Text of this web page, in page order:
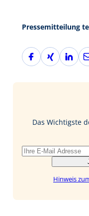
Pressemitteilung
F
a
X
i
L
i
I
E
-
Das Wichtigste
Hinweis